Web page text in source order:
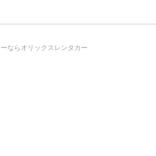
ならオリックスレンタカー